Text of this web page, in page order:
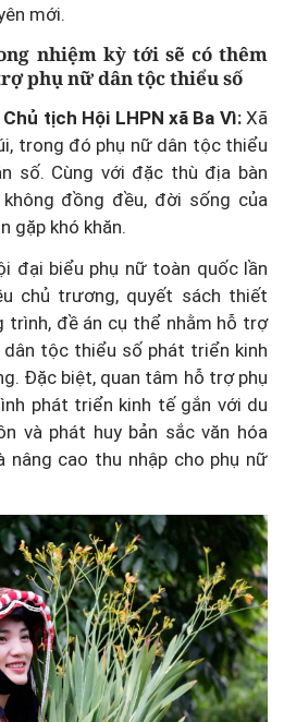
mới.
nhiệm kỳ tới sẽ có thêm
phụ nữ dân tộc thiểu số
tịch Hội LHPN xã Ba Vì:Xã
trong đó phụ nữ dân tộc thiểu
số. Cùng với đặc thù địa bàn
đồng đều, đời sống của
gặp khó khăn.
đại biểu phụ nữ toàn quốc lần
chủ trương, quyết sách thiết
trình, đề án cụ thể nhằm hỗ trợ
tộc thiểu số phát triển kinh
Đặc biệt, quan tâm hỗ trợ phụ
phát triển kinh tế gắn với du
và phát huy bản sắc văn hóa
nâng cao thu nhập cho phụ nữ